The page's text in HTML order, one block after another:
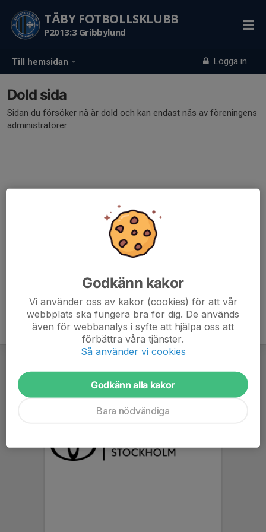
Till hemsidan Logga in
TÄBY FOTBOLLSKLUBB
P2013:3 Gribbylund
Dold sida
Sidan du försöker nå är dold och kan endast nås av föreningens
administratörer.
Godkänn kakor
Vi använder oss av kakor (cookies) för att vår
webbplats ska fungera bra för dig. De används
även för webbanalys i syfte att hjälpa oss att
förbättra våra tjänster.
Så använder vi cookies
Godkänn alla kakor
Bara nödvändiga